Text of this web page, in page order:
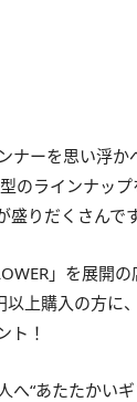
ナーを思い浮か
のラインナッ
りだくさんです
」を展開
上購入の方に
ト！
へ“あたたかい